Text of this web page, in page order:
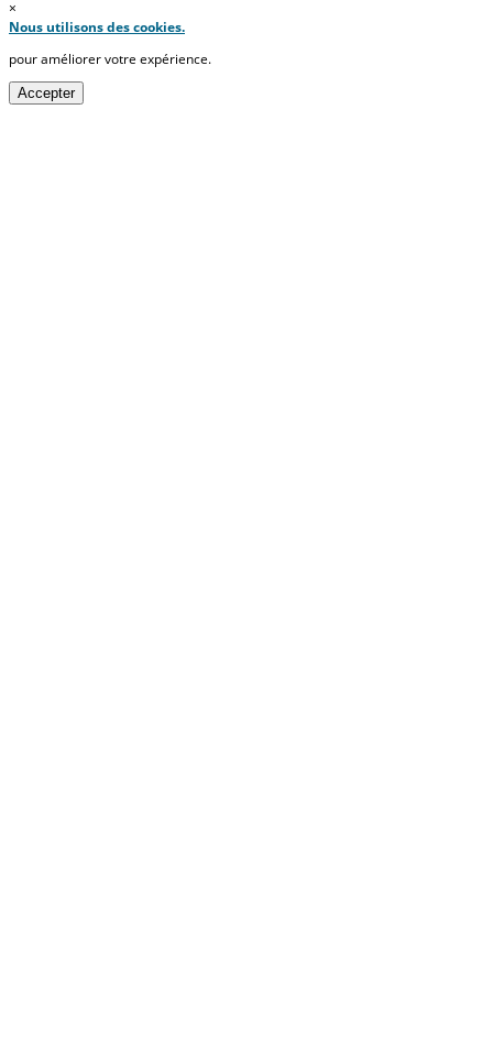
×
Nous utilisons des cookies.
pour améliorer votre expérience.
Accepter